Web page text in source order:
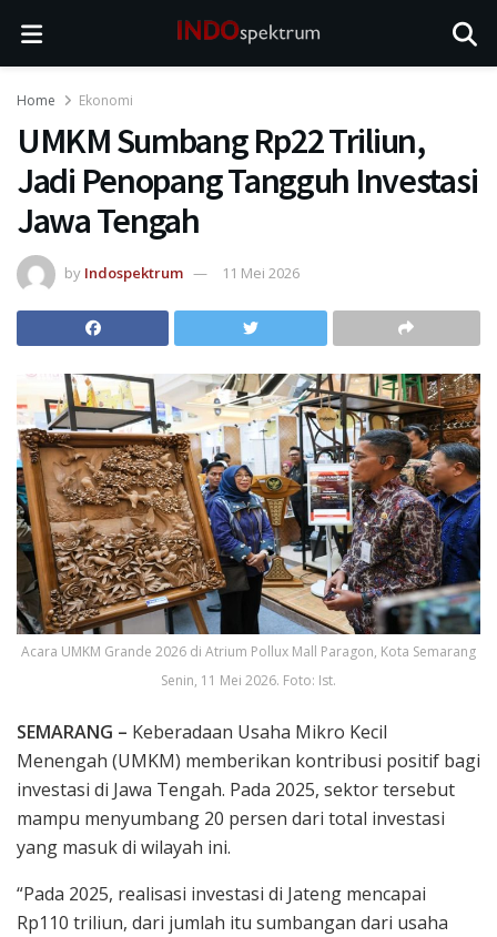
Home Ekonomi
UMKM Sumbang Rp22 Triliun,
Jadi Penopang Tangguh Investasi
Jawa Tengah
by Indospektrum 11 Mei 2026
Acara UMKM Grande 2026 di Atrium Pollux Mall Paragon, Kota Semarang
Senin, 11 Mei 2026. Foto: Ist.
SEMARANG – Keberadaan Usaha Mikro Kecil
Menengah (UMKM) memberikan kontribusi positif bagi
investasi di Jawa Tengah. Pada 2025, sektor tersebut
mampu menyumbang 20 persen dari total investasi
yang masuk di wilayah ini.
“Pada 2025, realisasi investasi di Jateng mencapai
Rp110 triliun, dari jumlah itu sumbangan dari usaha